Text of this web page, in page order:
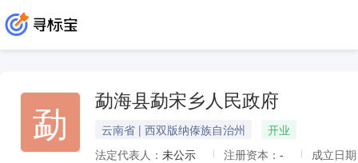
勐 勐海县勐宋乡人民政府
云南省 | 西双版纳傣族自治州
开业
法定代表人： 未公示 注册资本： -
成立日